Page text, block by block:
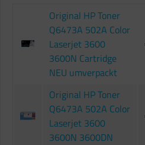
Original HP Toner
Q6473A 502A Color
Laserjet 3600
3600N Cartridge
NEU umverpackt
Original HP Toner
Q6473A 502A Color
Laserjet 3600
3600N 3600DN